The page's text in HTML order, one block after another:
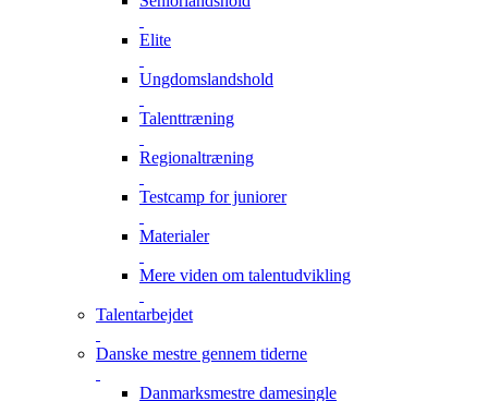
Elite
Ungdomslandshold
Talenttræning
Regionaltræning
Testcamp for juniorer
Materialer
Mere viden om talentudvikling
Talentarbejdet
Danske mestre gennem tiderne
Danmarksmestre damesingle